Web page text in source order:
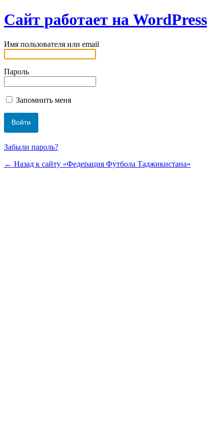
Сайт работает на WordPress
Имя пользователя или email
Пароль
Запомнить меня
Забыли пароль?
← Назад к сайту «Федерация Футбола Таджикистана»